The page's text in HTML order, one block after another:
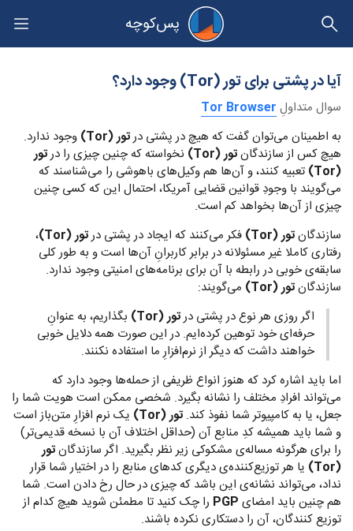
پس‌کوچه
حریم خصوصی
آیا در پشتی برای تور (Tor) وجود دارد؟
سوال متداولِ Tor Browser
به اطمینان می‌توان گفت که هیچ در پشتی درتور (Tor)
وجود ندارد.
هیچ کس از سازندگانتور (Tor) نخواسته که چنین چیزی را درتور
(Tor)
تعبیه کنند، و آن‌ها هم وکیل‌های باهوشی را می‌شناسند که
می‌گویند با وجودِ قوانین قضایی آمریکا، احتمال این که کسی چنین
چیزی از آن‌ها بخواهد کم است.
سازندگانتور (Tor) فکر می‌کنند که ایجاد در پشتی درتور (Tor)
،
رفتاری کاملا غیر مسئولانه در برابر کاربرانِ آن‌ها‌ است و به طور کلی
سابقه‌ی خوبی در رابطه با آن برای برنامه‌های امنیتی وجود ندارد.
سازندگانتور (Tor)
می‌گویند:
اگر روزی هر نوع در پشتی درتور (Tor)
بگذاریم، به عنوانِ
حرفه‌ای خود توهین کرده‌ایم. در این صورت همه دلایل خوبی
خواهند داشت که دیگر از نرم‌افزارِ ما استفاده نکنند.
اما باید اشاره کرد که هنوز انواع ظریفی از حمله‌ها وجود دارد که
می‌تواند افرادِ مختلف را نشانه بگیرد. شخصی ممکن است هویت شما را
جعل، یا به کامپیوتر شما نفوذ کند. تور (Tor)
یک نرم افزارِ متن‌باز است
و شما باید همیشه کدِ منابع آن (حداقل اختلاف آن با نسخه قدیمی‌تر)
را برای هرگونه مساله‌ی مشکوکی زیر نظر بگیرید. اگر سازندگانتور
(Tor)
یا هر توزیع‌کننده‌ی دیگری کدهای منابع را در اختیار شما قرار
نداد، می‌تواند نشانه‌ی این باشد که چیزی در حال رخ دادن است. شما
هم چنین باید امضای PGP را چک کنید تا مطمئن شوید هیچ کدام از
توزیع کنندگان، آن را دستکاری نکرده باشند.